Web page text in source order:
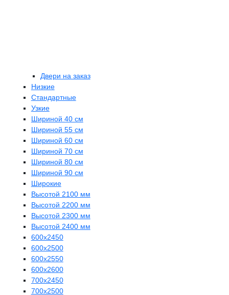
Двери на заказ
Низкие
Стандартные
Узкие
Шириной 40 см
Шириной 55 см
Шириной 60 см
Шириной 70 см
Шириной 80 см
Шириной 90 см
Широкие
Высотой 2100 мм
Высотой 2200 мм
Высотой 2300 мм
Высотой 2400 мм
600х2450
600х2500
600х2550
600х2600
700х2450
700х2500